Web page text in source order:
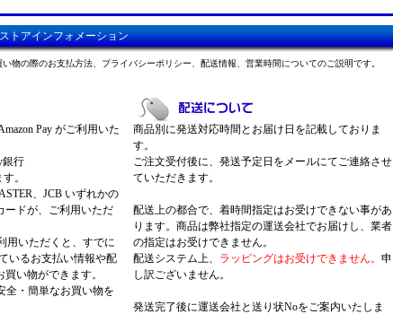
トアインフォメーション
物の際のお支払方法、プライバシーポリシー、配送情報、営業時間についてのご説明です。
Pay がご利用いた
銀行
。
、JCB いずれかの
ードが、ご利用いただ
用いただくと、すでに
いるお支払い情報や配
い物ができます。
全・簡単なお買い物を
商品別に発送対応時間とお届け日を記載しておりま
す。
ご注文受付後に、発送予定日をメールにてご連絡させ
ていただきます。
配送上の都合で、着時間指定はお受けできない事があ
ります。商品は弊社指定の運送会社でお届けし、業者
の指定はお受けできません。
配送システム上、
ラッピングはお受けできません。 申
し訳ございません。
発送完了後に運送会社と送り状Noをご案内いたしま